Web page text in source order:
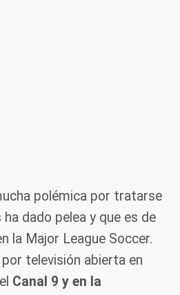
polémica por tratarse
dado pelea y que es de
la Major League Soccer.
televisión abierta en
Canal 9 y en la